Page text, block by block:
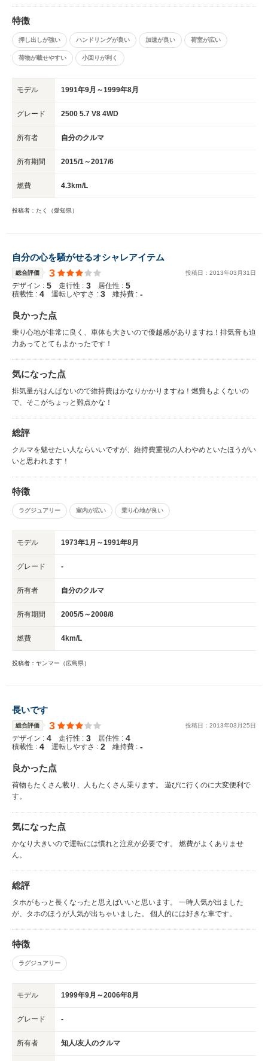
おすすめできません
特徴
押し出しが強い ハンドリングが良い 加速が良い 荷室が広い
荷物が載せやすい 小回りが利く
モデル 1991年9月～1999年8月
グレード 2500 5.7 V8 4WD
所有者 自分のクルマ
所有期間 2015/1～2017/6
燃費 4.3km/L
投稿者：たく（愛知県）
自分の心を騒がせるオシャレアイテム
総合評価 3 投稿日： 2013年03 月31 日
デザイン : 5 走行性 : 3 居住性 : 5
積載性 : 4 運転しやすさ : 3 維持費 : -
良かった点
乗り心地が非常に良く、車体も大きいので優越感がありますね！排気音も迫
力あってとてもよかったです！
気になった点
排気量がはんぱないので維持費はかなりかかりますね！燃費もよくないの
で、そこがちょっと難点かな！
総評
クルマを魅せたい人ならいいですが、維持費重視の人わやめといたほうがい
いと思われます！
特徴
ラグジュアリー 室内が広い 乗り心地が良い
モデル 1973年1月～1991年8月
グレード -
所有者 自分のクルマ
所有期間 2005/5～2008/8
燃費 4km/L
投稿者：ヤンマー（広島県）
長いです
総合評価 3 投稿日： 2013年03 月25日
デザイン : 4 走行性 : 3 居住性 : 4
積載性 : 4 運転しやすさ : 2 維持費 : -
良かった点
荷物もたくさん載り、人もたくさん乗ります。 遊びに行くのに大変便利で
す。
気になった点
かなり大きいので運転には慣れと注意が必要です。 燃費がよくありませ
ん。
総評
タホがもっと長くなったと思えばいいと思います。 一時人気が出ました
が、タホのほうが人気が出ちゃいました。 個人的には好きな車です。
特徴
ラグジュアリー
モデル 1999年9月～2006年8月
グレード -
所有者 知人/友人のクルマ